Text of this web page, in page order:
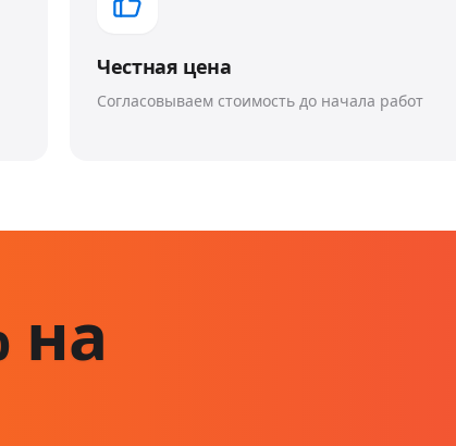
Честная цена
Согласовываем стоимость до начала работ
на